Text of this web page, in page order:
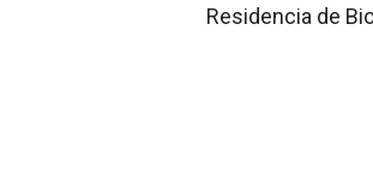
Residencia de